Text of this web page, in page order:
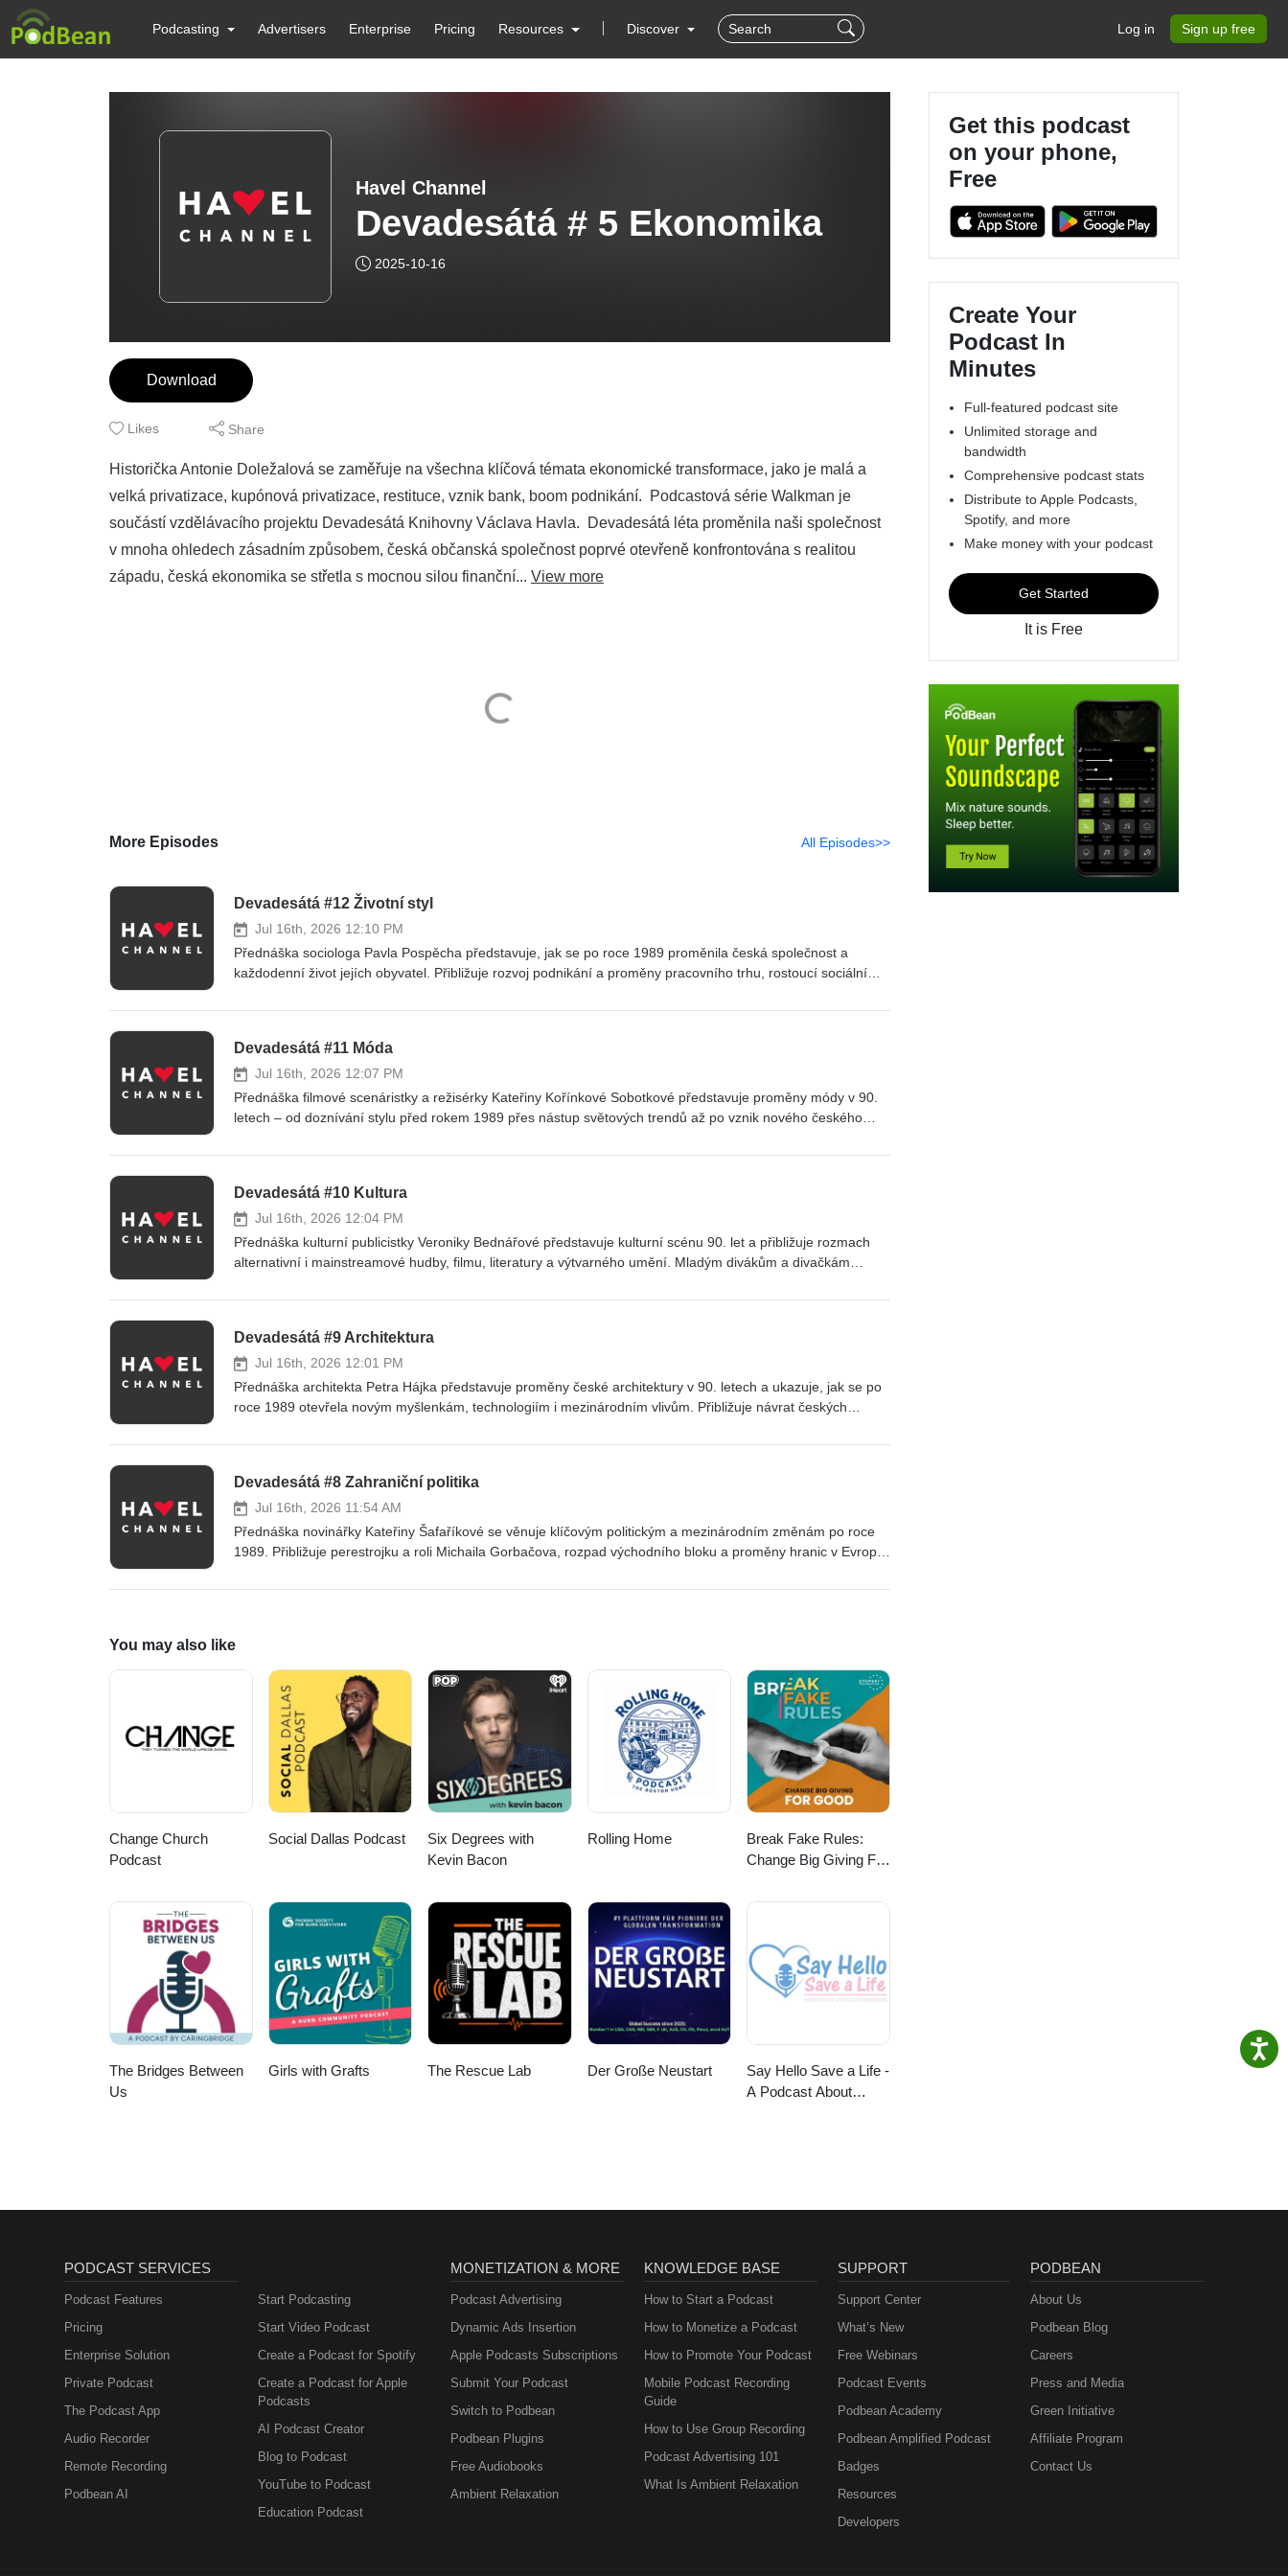
Podcasting Advertisers Enterprise Pricing Resources Discover Log in Sign up free
Havel Channel
Devadesátá # 5 Ekonomika
2025-10-16
Download
Likes Share
Historička Antonie Doležalová se zaměřuje na všechna klíčová témata ekonomické transformace, jako je malá a
velká privatizace, kupónová privatizace, restituce, vznik bank, boom podnikání. Podcastová série Walkman je
součástí vzdělávacího projektu Devadesátá Knihovny Václava Havla. Devadesátá léta proměnila naši společnost
v mnoha ohledech zásadním způsobem, česká občanská společnost poprvé otevřeně konfrontována s realitou
západu, česká ekonomika se střetla s mocnou silou finanční... View more
More Episodes All Episodes>>
Devadesátá #12 Životní styl
Jul 16th, 2026 12:10 PM
Přednáška sociologa Pavla Pospěcha představuje, jak se po roce 1989 proměnila česká společnost a
každodenní život jejích obyvatel. Přibližuje rozvoj podnikání a proměny pracovního trhu, rostoucí sociální
proměnám gastronomie, vzniku nových subkultur a nárůstu extremistických hnutí. Přednáška ukazuje, jak
současnosti.
Devadesátá #11 Móda
Jul 16th, 2026 12:07 PM
Přednáška filmové scenáristky a režisérky Kateřiny Kořínkové Sobotkové představuje proměny módy v 90.
letech – od doznívání stylu před rokem 1989 přes nástup světových trendů až po vznik nového českého
zahraničních značek na český trh, úpadek domácího oděvního průmyslu i začátky českých návrhářek a
staly nejen dostupným způsobem oblékání, ale i prostorem pro hledání osobitého stylu.
Devadesátá #10 Kultura
Jul 16th, 2026 12:04 PM
Přednáška kulturní publicistky Veroniky Bednářové představuje kulturní scénu 90. let a přibližuje rozmach
alternativní i mainstreamové hudby, filmu, literatury a výtvarného umění. Mladým divákům a divačkám
mimo jiné oscarového Kolju, první koncert skupiny Rolling Stones v Praze, hit Láska je láska nebo festival
Devadesátá #9 Architektura
Jul 16th, 2026 12:01 PM
Přednáška architekta Petra Hájka představuje proměny české architektury v 90. letech a ukazuje, jak se po
roce 1989 otevřela novým myšlenkám, technologiím i mezinárodním vlivům. Přibližuje návrat českých
této dekády. Věnuje se také proměně veřejného prostoru, památkové péči, rozvoji infrastruktury i novým
společenské změny 90. let a utvářela podobu měst i krajiny.
Devadesátá #8 Zahraniční politika
Jul 16th, 2026 11:54 AM
Přednáška novinářky Kateřiny Šafaříkové se věnuje klíčovým politickým a mezinárodním změnám po roce
1989. Přibližuje perestrojku a roli Michaila Gorbačova, rozpad východního bloku a proměny hranic v Evropě,
Československa a České republiky do širšího globálního kontextu, dotýká se vstupu do EU a NATO,
You may also like
Change Church
Podcast
Social Dallas Podcast
Six Degrees with
Kevin Bacon
Rolling Home
Break Fake Rules:
Change Big Giving For
The Bridges Between
Us
Girls with Grafts The Rescue Lab Der Große Neustart
Say Hello Save a Life -
A Podcast About
Get this podcast
on your phone,
Free
Create Your
Podcast In
Minutes
Full-featured podcast site
Unlimited storage and
bandwidth
Comprehensive podcast stats
Distribute to Apple Podcasts,
Spotify, and more
Make money with your podcast
Get Started
It is Free
PODCAST SERVICES
Podcast Features
Pricing
Enterprise Solution
Private Podcast
The Podcast App
Audio Recorder
Remote Recording
Podbean AI
Start Podcasting
Start Video Podcast
Create a Podcast for Spotify
Create a Podcast for Apple
Podcasts
AI Podcast Creator
Blog to Podcast
YouTube to Podcast
Education Podcast
MONETIZATION & MORE
Podcast Advertising
Dynamic Ads Insertion
Apple Podcasts Subscriptions
Submit Your Podcast
Switch to Podbean
Podbean Plugins
Free Audiobooks
Ambient Relaxation
KNOWLEDGE BASE
How to Start a Podcast
How to Monetize a Podcast
How to Promote Your Podcast
Mobile Podcast Recording
Guide
How to Use Group Recording
Podcast Advertising 101
What Is Ambient Relaxation
SUPPORT
Support Center
What’s New
Free Webinars
Podcast Events
Podbean Academy
Podbean Amplified Podcast
Badges
Resources
Developers
PODBEAN
About Us
Podbean Blog
Careers
Press and Media
Green Initiative
Affiliate Program
Contact Us